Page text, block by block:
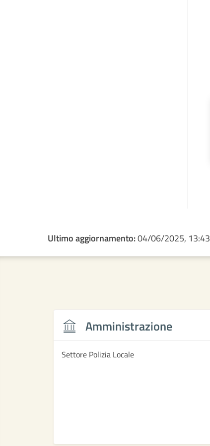
Ultimo aggiornamento:04/06/2025, 13:43
Amministrazione
Settore Polizia Locale